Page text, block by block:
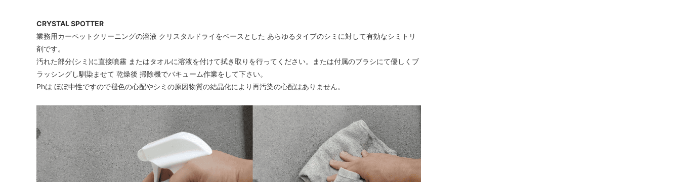
CRYSTAL SPOTTER
業務用カーペットクリーニングの溶液 クリスタルドライをベースとした あらゆるタイプのシミに対して有効なシミトリ
剤です。
汚れた部分(シミ)に直接噴霧 またはタオルに溶液を付けて拭き取りを行ってください。または付属のブラシにて優しくブ
ラッシングし馴染ませて 乾燥後 掃除機でバキューム作業をして下さい。
Phは ほぼ中性ですので褪色の心配やシミの原因物質の結晶化により再汚染の心配はありません。